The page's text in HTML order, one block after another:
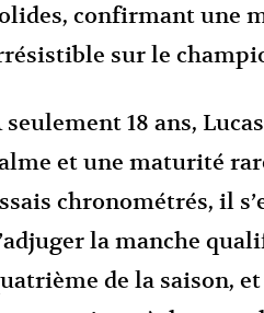
confirmant une
sur le
seulement 18 ans,
et une maturité
chronométrés, il
la manche
de la saison,